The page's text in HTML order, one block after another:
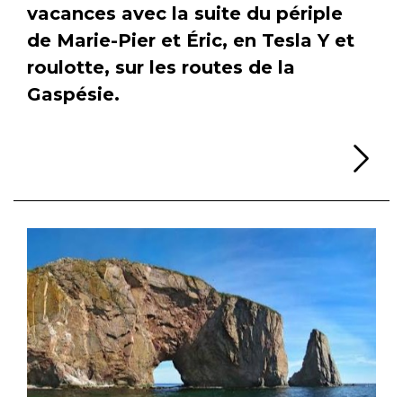
vacances avec la suite du périple
de Marie-Pier et Éric, en Tesla Y et
roulotte, sur les routes de la
Gaspésie.